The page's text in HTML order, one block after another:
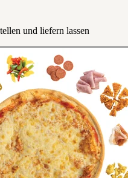
und liefern lassen